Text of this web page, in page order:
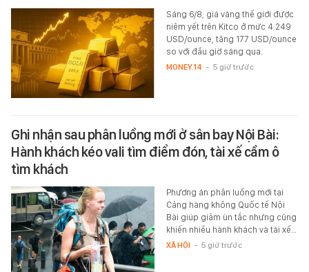
Sáng 6/8, giá vàng thế giới được
niêm yết trên Kitco ở mức 4.249
USD/ounce, tăng 177 USD/ounce
so với đầu giờ sáng qua.
MONEY.14 - 5 giờ trước
Ghi nhận sau phân luồng mới ở sân bay Nội Bài:
Hành khách kéo vali tìm điểm đón, tài xế cầm ô
tìm khách
Phương án phân luồng mới tại
Cảng hàng không Quốc tế Nội
Bài giúp giảm ùn tắc nhưng cũng
khiến nhiều hành khách và tài xế…
XÃ HỘI - 5 giờ trước